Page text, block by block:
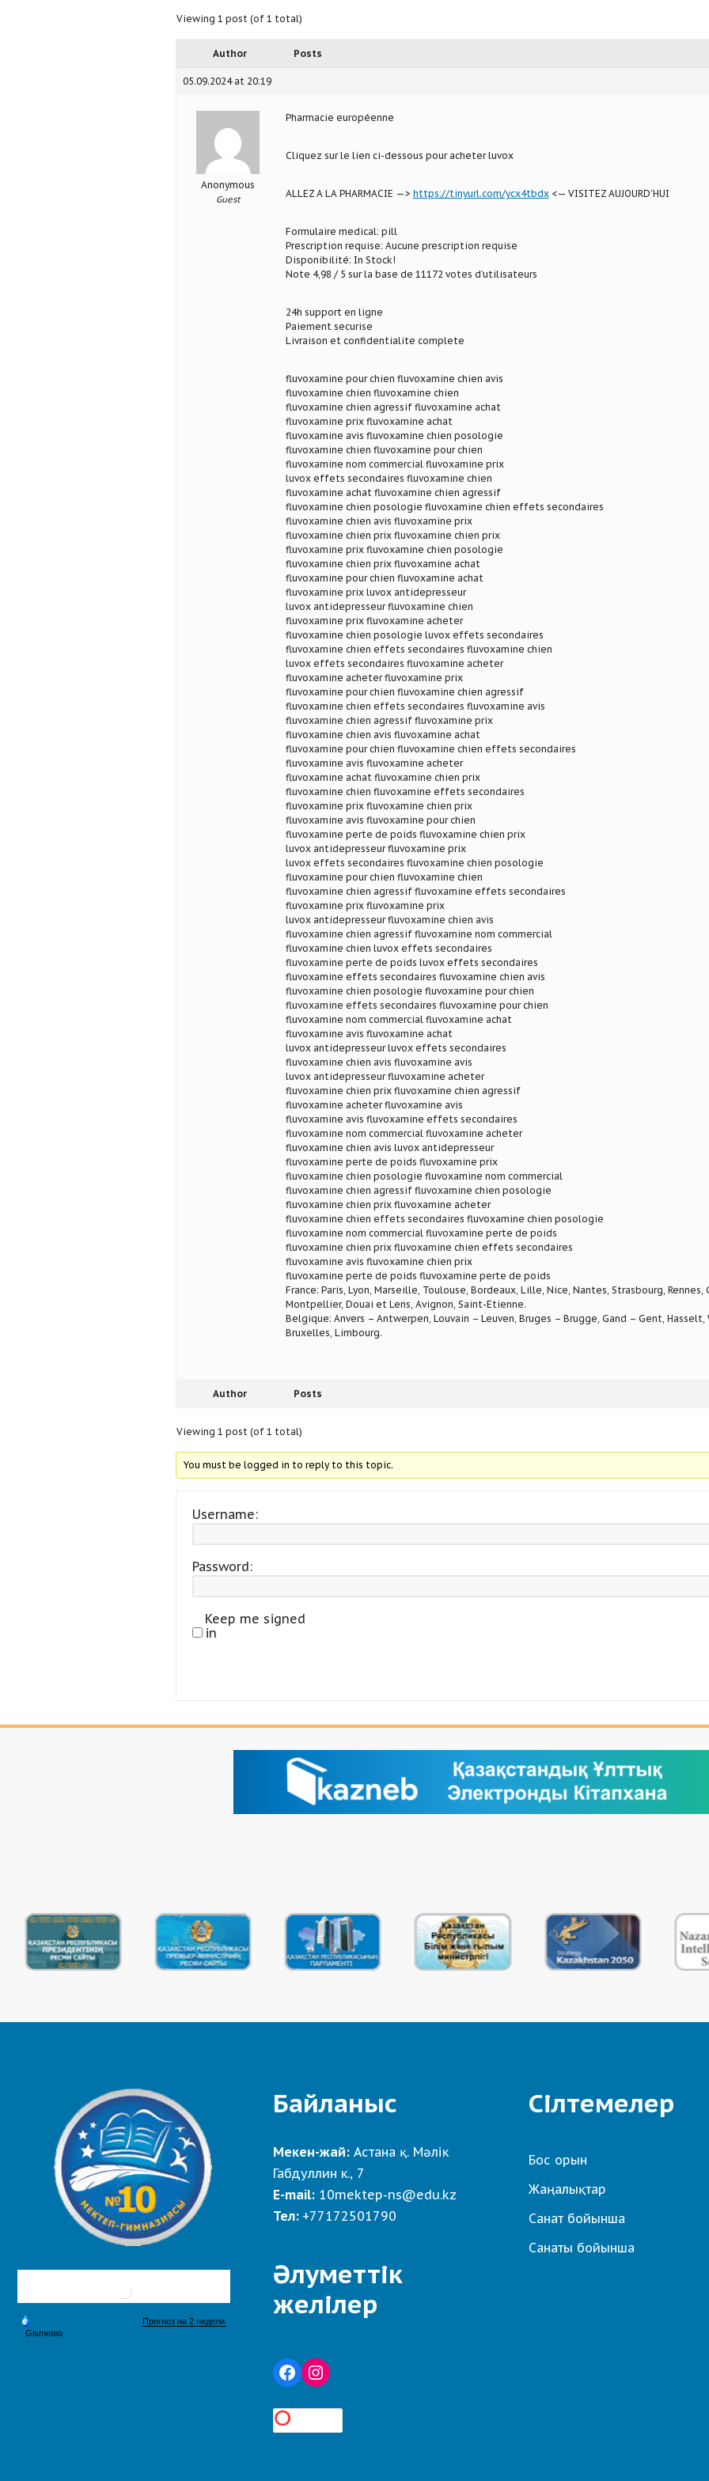
Viewing 1 post (of 1 total)
Author Posts
05.09.2024 at 20:19
Anonymous
Guest
Pharmacie européenne
Cliquez sur le lien ci-dessous pour acheter luvox
ALLEZ A LA PHARMACIE —> https://tinyurl.com/ycx4tbdx<— VISITEZ AUJOURD’HUI
Formulaire medical: pill
Prescription requise: Aucune prescription requise
Disponibilité: In Stock!
Note 4,98 / 5 sur la base de 11172 votes d’utilisateurs
24h support en ligne
Paiement securise
Livraison et confidentialite complete
fluvoxamine pour chien fluvoxamine chien avis
fluvoxamine chien fluvoxamine chien
fluvoxamine chien agressif fluvoxamine achat
fluvoxamine prix fluvoxamine achat
fluvoxamine avis fluvoxamine chien posologie
fluvoxamine chien fluvoxamine pour chien
fluvoxamine nom commercial fluvoxamine prix
luvox effets secondaires fluvoxamine chien
fluvoxamine achat fluvoxamine chien agressif
fluvoxamine chien posologie fluvoxamine chien effets secondaires
fluvoxamine chien avis fluvoxamine prix
fluvoxamine chien prix fluvoxamine chien prix
fluvoxamine prix fluvoxamine chien posologie
fluvoxamine chien prix fluvoxamine achat
fluvoxamine pour chien fluvoxamine achat
fluvoxamine prix luvox antidepresseur
luvox antidepresseur fluvoxamine chien
fluvoxamine prix fluvoxamine acheter
fluvoxamine chien posologie luvox effets secondaires
fluvoxamine chien effets secondaires fluvoxamine chien
luvox effets secondaires fluvoxamine acheter
fluvoxamine acheter fluvoxamine prix
fluvoxamine pour chien fluvoxamine chien agressif
fluvoxamine chien effets secondaires fluvoxamine avis
fluvoxamine chien agressif fluvoxamine prix
fluvoxamine chien avis fluvoxamine achat
fluvoxamine pour chien fluvoxamine chien effets secondaires
fluvoxamine avis fluvoxamine acheter
fluvoxamine achat fluvoxamine chien prix
fluvoxamine chien fluvoxamine effets secondaires
fluvoxamine prix fluvoxamine chien prix
fluvoxamine avis fluvoxamine pour chien
fluvoxamine perte de poids fluvoxamine chien prix
luvox antidepresseur fluvoxamine prix
luvox effets secondaires fluvoxamine chien posologie
fluvoxamine pour chien fluvoxamine chien
fluvoxamine chien agressif fluvoxamine effets secondaires
fluvoxamine prix fluvoxamine prix
luvox antidepresseur fluvoxamine chien avis
fluvoxamine chien agressif fluvoxamine nom commercial
fluvoxamine chien luvox effets secondaires
fluvoxamine perte de poids luvox effets secondaires
fluvoxamine effets secondaires fluvoxamine chien avis
fluvoxamine chien posologie fluvoxamine pour chien
fluvoxamine effets secondaires fluvoxamine pour chien
fluvoxamine nom commercial fluvoxamine achat
fluvoxamine avis fluvoxamine achat
luvox antidepresseur luvox effets secondaires
fluvoxamine chien avis fluvoxamine avis
luvox antidepresseur fluvoxamine acheter
fluvoxamine chien prix fluvoxamine chien agressif
fluvoxamine acheter fluvoxamine avis
fluvoxamine avis fluvoxamine effets secondaires
fluvoxamine nom commercial fluvoxamine acheter
fluvoxamine chien avis luvox antidepresseur
fluvoxamine perte de poids fluvoxamine prix
fluvoxamine chien posologie fluvoxamine nom commercial
fluvoxamine chien agressif fluvoxamine chien posologie
fluvoxamine chien prix fluvoxamine acheter
fluvoxamine chien effets secondaires fluvoxamine chien posologie
fluvoxamine nom commercial fluvoxamine perte de poids
fluvoxamine chien prix fluvoxamine chien effets secondaires
fluvoxamine avis fluvoxamine chien prix
fluvoxamine perte de poids fluvoxamine perte de poids
France: Paris, Lyon, Marseille, Toulouse, Bordeaux, Lille, Nice, Nantes, Strasbourg, Rennes,
Montpellier, Douai et Lens, Avignon, Saint-Etienne.
Belgique: Anvers – Antwerpen, Louvain – Leuven, Bruges – Brugge, Gand – Gent, Hasselt,
Bruxelles, Limbourg.
Author Posts
Viewing 1 post (of 1 total)
You must be logged in to reply to this topic.
Username:
Password:
Keep me signed
in
Байланыс
Мекен-жай: Астана қ. Мәлік
Габдуллин к., 7
E-mail: 10mektep-ns@edu.kz
Тел: +77172501790
Әлуметтік
желілер
Сілтемелер
Бос орын
Жаңалықтар
Санат бойынша
Санаты бойынша